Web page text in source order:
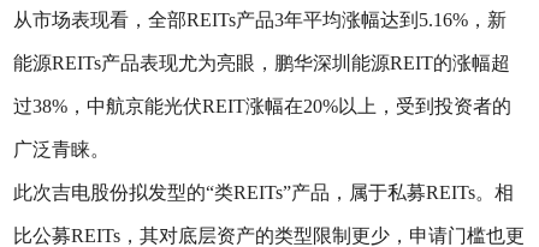
从市场表现看，全部REITs产品3年平均涨幅达到5.16%，新
能源REITs产品表现尤为亮眼，鹏华深圳能源REIT的涨幅超
过38%，中航京能光伏REIT涨幅在20%以上，受到投资者的
广泛青睐。
此次吉电股份拟发型的“类REITs”产品，属于私募REITs。相
比公募REITs，其对底层资产的类型限制更少，申请门槛也更